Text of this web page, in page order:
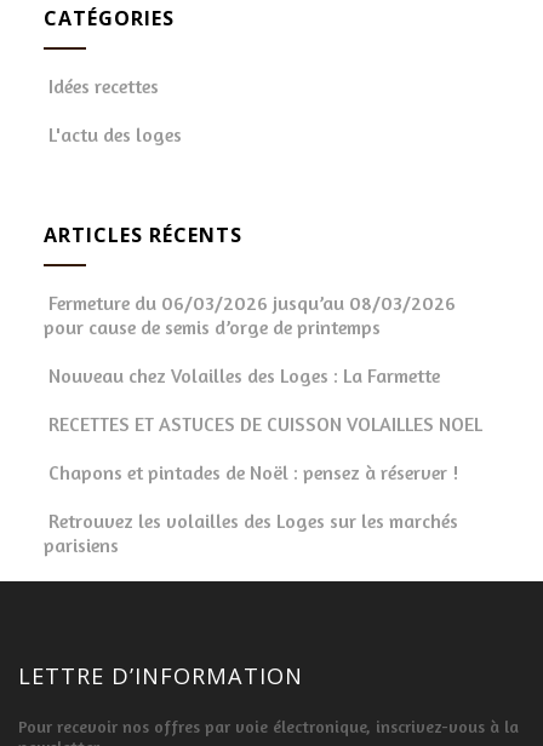
CATÉGORIES
Idées recettes
L'actu des loges
ARTICLES RÉCENTS
Fermeture du 06/03/2026 jusqu’au 08/03/2026
pour cause de semis d’orge de printemps
Nouveau chez Volailles des Loges : La Farmette
RECETTES ET ASTUCES DE CUISSON VOLAILLES NOEL
Chapons et pintades de Noël : pensez à réserver !
Retrouvez les volailles des Loges sur les marchés
parisiens
LETTRE D’INFORMATION
Pour recevoir nos offres par voie électronique, inscrivez-vous à la